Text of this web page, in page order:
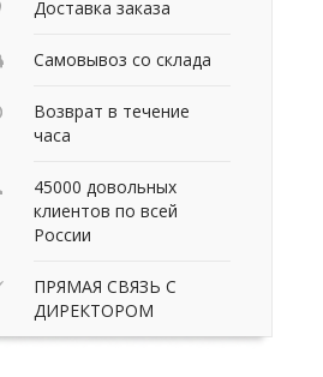
Доставка заказа
Самовывоз со склада
Возврат в течение
часа
45000 довольных
клиентов по всей
России
ПРЯМАЯ СВЯЗЬ С
ДИРЕКТОРОМ